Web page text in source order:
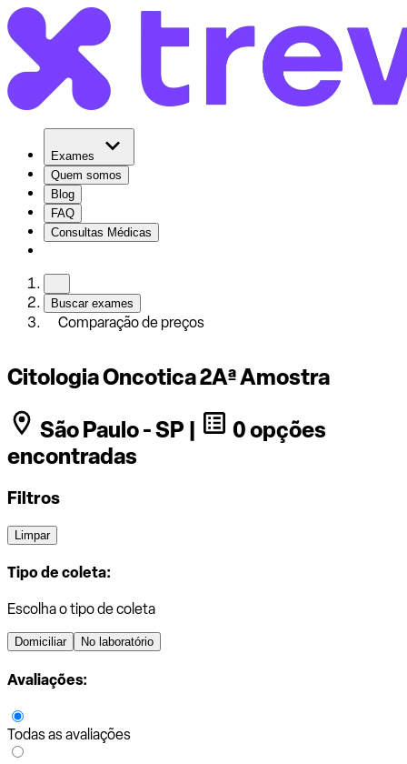
Exames
Quem somos
Blog
FAQ
Consultas Médicas
Buscar exames
Comparação de preços
Citologia Oncotica 2Aª Amostra
São Paulo - SP |
0 opções
encontradas
Filtros
Limpar
Tipo de coleta:
Escolha o tipo de coleta
Domiciliar No laboratório
Avaliações:
Todas as avaliações